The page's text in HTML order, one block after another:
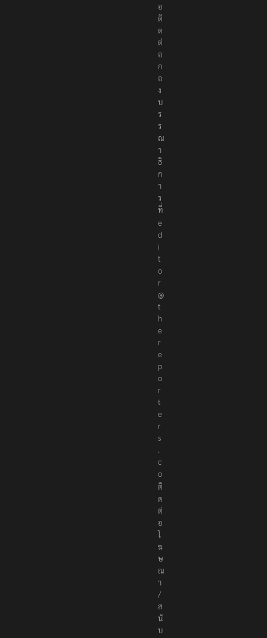
รื
อ
ติ
ด
ต่
อ
ก
อ
ง
บ
ร
ร
ณ
า
ธิ
ก
า
ร
ที่
e
d
i
t
o
r
@
t
h
e
r
e
p
o
r
t
e
r
s
.
c
o
ติ
ด
ต่
อ
โ
ฆ
ษ
ณ
า
/
ส
นั